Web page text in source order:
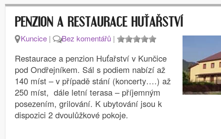
PENZION A RESTAURACE HUŤAŘSTVÍ
Kuncice | Bez komentářů |
Restaurace a penzion Huťařství v Kunčice
pod Ondřejníkem. Sál s podiem nabízí až
140 míst – v případě stání (koncerty….) až
250 míst, dále letní terasa – příjemným
posezením, grilování. K ubytování jsou k
dispozici 2 dvoulůžkové pokoje.